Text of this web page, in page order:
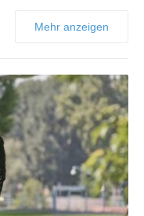
Mehr anzeigen